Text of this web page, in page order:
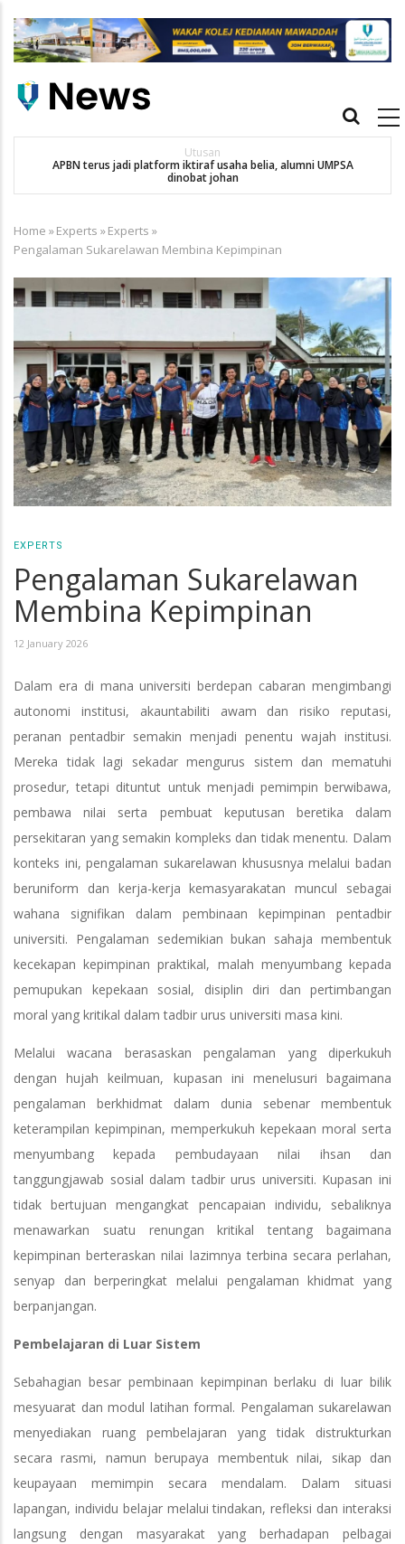
main
Main
Utusan
APBN terus jadi platform iktiraf usaha belia, alumni UMPSA
dinobat johan
Breadcrumb
Home »Experts »Experts »
Pengalaman Sukarelawan Membina Kepimpinan
EXPERTS
Pengalaman Sukarelawan
Membina Kepimpinan
12 January 2026
Dalam era di mana universiti berdepan cabaran mengimbangi
autonomi institusi, akauntabiliti awam dan risiko reputasi,
peranan pentadbir semakin menjadi penentu wajah institusi.
Mereka tidak lagi sekadar mengurus sistem dan mematuhi
prosedur, tetapi dituntut untuk menjadi pemimpin berwibawa,
pembawa nilai serta pembuat keputusan beretika dalam
persekitaran yang semakin kompleks dan tidak menentu. Dalam
konteks ini, pengalaman sukarelawan khususnya melalui badan
beruniform dan kerja-kerja kemasyarakatan muncul sebagai
wahana signifikan dalam pembinaan kepimpinan pentadbir
universiti. Pengalaman sedemikian bukan sahaja membentuk
kecekapan kepimpinan praktikal, malah menyumbang kepada
pemupukan kepekaan sosial, disiplin diri dan pertimbangan
moral yang kritikal dalam tadbir urus universiti masa kini.
Melalui wacana berasaskan pengalaman yang diperkukuh
dengan hujah keilmuan, kupasan ini menelusuri bagaimana
pengalaman berkhidmat dalam dunia sebenar membentuk
keterampilan kepimpinan, memperkukuh kepekaan moral serta
menyumbang kepada pembudayaan nilai ihsan dan
tanggungjawab sosial dalam tadbir urus universiti. Kupasan ini
tidak bertujuan mengangkat pencapaian individu, sebaliknya
menawarkan suatu renungan kritikal tentang bagaimana
kepimpinan berteraskan nilai lazimnya terbina secara perlahan,
senyap dan berperingkat melalui pengalaman khidmat yang
berpanjangan.
Pembelajaran di Luar Sistem
Sebahagian besar pembinaan kepimpinan berlaku di luar bilik
mesyuarat dan modul latihan formal. Pengalaman sukarelawan
menyediakan ruang pembelajaran yang tidak distrukturkan
secara rasmi, namun berupaya membentuk nilai, sikap dan
keupayaan memimpin secara mendalam. Dalam situasi
lapangan, individu belajar melalui tindakan, refleksi dan interaksi
langsung dengan masyarakat yang berhadapan pelbagai